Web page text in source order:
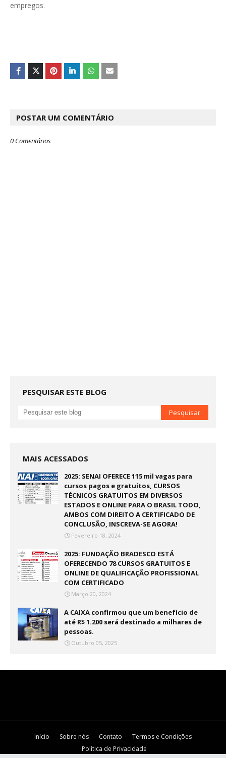
empregos.
POSTAR UM COMENTÁRIO
0 Comentários
PESQUISAR ESTE BLOG
MAIS ACESSADOS
2025: SENAI OFERECE 115 mil vagas para
cursos pagos e gratuitos, CURSOS
TÉCNICOS GRATUITOS EM DIVERSOS
ESTADOS E ONLINE PARA O BRASIL TODO,
AMBOS COM DIREITO A CERTIFICADO DE
CONCLUSÃO, INSCREVA-SE AGORA!
Fevereiro 18, 2024
2025: FUNDAÇÃO BRADESCO ESTÁ
OFERECENDO 78 CURSOS GRATUITOS E
ONLINE DE QUALIFICAÇÃO PROFISSIONAL
COM CERTIFICADO
Março 20, 2024
A CAIXA confirmou que um benefício de
até R$ 1.200 será destinado a milhares de
pessoas.
Outubro 05, 2025
Início Sobre nós Contato
Termos e Condições
Política de Privacidade